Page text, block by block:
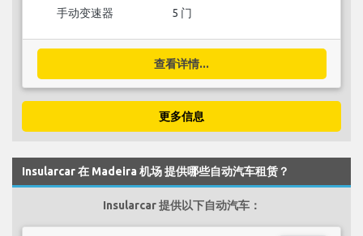
手动变速器 5 门
查看详情...
更多信息
Insularcar 在 Madeira 机场 提供哪些自动汽车租赁？
Insularcar 提供以下自动汽车：